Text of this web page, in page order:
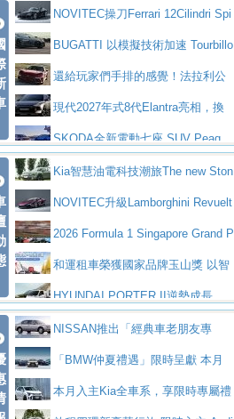
下旬問世！2024第六屆ISUZU運轉職人挑戰賽
首度前進南台灣熱烈開戰
豪華電能休旅新星 Audi Q4 Sportba
ck 55 e-tron S lineScania Taiwan 逆風而行，加深力
道投資布局
升
MATIC Electric 登場
奢華與科技大躍進，MAZDA全新3
代CX-5全方位進化提前亮相並展開預售94.9
萬起
馬自達公布 2027 年式 MX-5 更
新，新增 Yakudo 特別版
Skoda Peaq 發表全新電動動力系
統 最長續航逾 640 公里、支援雙向供電
BMW M2 首度導入 xDrive 四驅，
美國與瑞士需求成關鍵推手
The all-new T-Roc 魅力 自成焦點
Maserati GT2 Stradale「Tribute to
MC12」全球首度亮相
迎接 RANGE ROVER 品牌家族第
五位成員 全新 RANGE ROVER GT 預告登
場
造型華麗時尚、科技座艙再進化，P
eugeot 208小改款發表上市94.8萬起
NOVITEC操刀Ferrari 12Cilindri Spi
der 碳纖維空力、鍛造輪圈與Inconel排氣
上身
BUGATTI 以模擬技術加速 Tourbillo
n 動態開發還給玩家們手排的感覺！法拉利公
布12Cilidri Manaule手排超跑產品細節
現代2027年式8代Elantra亮相，換
裝更銳利的造型、更先進的資訊娛樂系統及
更高效的動力
SKODA全新電動七座 SUV Peaq
問世，擁有品牌史上最寬敞且豪華的座艙
AUDI推出首款高性能油電超跑Nuvo
lari，0到100公里加速2.6秒、極速350公里
／小時
百年三叉戟傳奇再啟程 Maserati 重
返 1000 Miglia 傳承競速榮耀
法拉利首款純電跑車Luce亮相，最
大馬力超過1000匹並具備530公里最大續航
里程
小車大空間、座艙科技更先進，SK
ODA發表全新純電跨界休旅Eipq祭平民化車
價89萬起
賓士AMG.EA專屬平台首作，Merc
edes-AMG 全新GT 4-Door Coupe全球首發
福斯推出首款GTI純電性能掀背ID.
Polo GTI，擁有226匹馬力和零百加速 6.8
秒的實力
Jaguar 公布四門 GT車款正式車名
為JAGUAR TYPE 01
終於跟上進度，LEXUS發表首款三
Kia智慧油電科技潮旅The new Ston
ic 1-7月累計銷量創歷史新高
NOVITEC升級Lamborghini Revuelt
o 綜效輸出增至1,048匹
2026 Formula 1 Singapore Grand P
rix 新加坡大獎賽 Audi 極速之旅開放報名
和運租車榮獲國家品牌玉山獎 以智
慧移動與綠能創新
HYUNDAI PORTER II逆勢成長，
勇奪中型貨車銷售冠軍
父親節霸氣獻禮！PGO 威力125 最
低入手價 $60,900 起 省油ｘ安全ｘ大空間
陪爸爸輕鬆
福斯商旅挺頭家 推出「德系質感 精
算圓夢」專案yundai推出AllDayEnergy能源服
NISSAN推出「經典車老朋友專
案」 以匠人精神煥新珍品座駕
「BMW仲夏禮遇」限時呈獻 本月
入主即享尊榮豪華五星假期 多元優購方案
本月入主Kia全車系，享限時專屬禮